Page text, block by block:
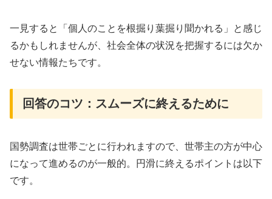
一見すると「個人のことを根掘り葉掘り聞かれる」と感じ
るかもしれませんが、社会全体の状況を把握するには欠か
せない情報たちです。
回答のコツ：スムーズに終えるために
国勢調査は世帯ごとに行われますので、世帯主の方が中心
になって進めるのが一般的。円滑に終えるポイントは以下
です。